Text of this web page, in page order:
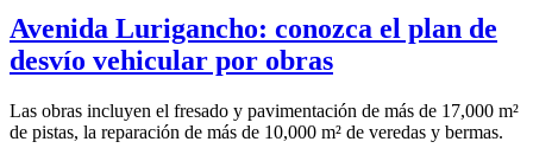
Avenida Lurigancho: conozca el plan de
desvío vehicular por obras
Las obras incluyen el fresado y pavimentación de más de 17,000 m²
de pistas, la reparación de más de 10,000 m² de veredas y bermas.